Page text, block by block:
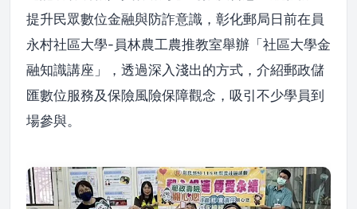
提升民眾數位金融與防詐意識，彰化郵局日前在員
永村社區大學-員林農工農推教室舉辦「社區大學金
融知識講座」，透過深入淺出的方式，介紹郵政儲
匯數位服務及保險風險保障觀念，吸引不少學員到
場參與。